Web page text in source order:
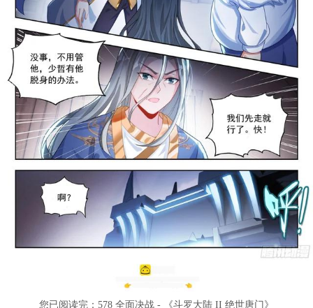
您已阅读完： 578 全面决战 - 《斗罗大陆 II 绝世唐门》